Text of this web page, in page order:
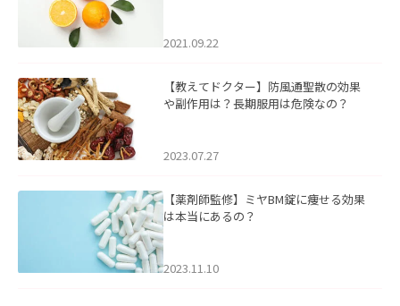
2021.09.22
【教えてドクター】防風通聖散の効果
や副作用は？長期服用は危険なの？
2023.07.27
【薬剤師監修】ミヤBM錠に痩せる効果
は本当にあるの？
2023.11.10